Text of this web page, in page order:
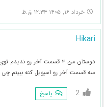
خرداد ۱۶, ۱۴۰۵ ۱۲:۳۳ ق.ظ
Hikari
دوستان من ۳ قسمت آخر رو
سه قسمت آخر رو اسپویل کنه ببینم
2 پاسخ